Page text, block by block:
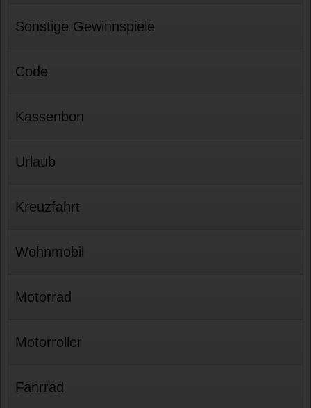
Sonstige Gewinnspiele
Code
Kassenbon
Urlaub
Kreuzfahrt
Wohnmobil
Motorrad
Motorroller
Fahrrad